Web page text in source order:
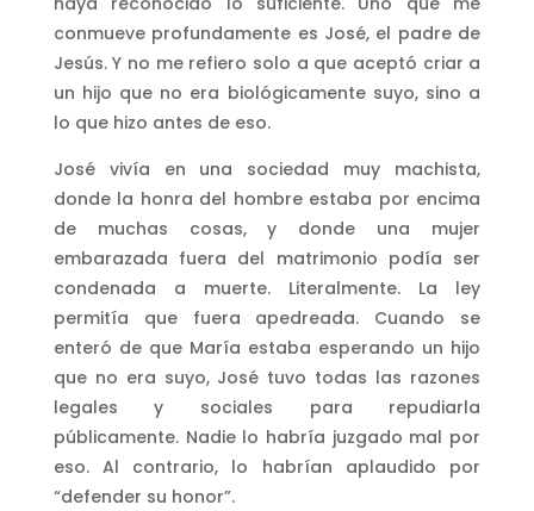
conmueve profundamente es José, el padre de
Jesús. Y no me refiero solo a que aceptó criar a
un hijo que no era biológicamente suyo, sino a
lo que hizo antes de eso.
José vivía en una sociedad muy machista,
donde la honra del hombre estaba por encima
de muchas cosas, y donde una mujer
embarazada fuera del matrimonio podía ser
condenada a muerte. Literalmente. La ley
permitía que fuera apedreada. Cuando se
enteró de que María estaba esperando un hijo
que no era suyo, José tuvo todas las razones
legales y sociales para repudiarla
públicamente. Nadie lo habría juzgado mal por
eso. Al contrario, lo habrían aplaudido por
“defender su honor”.